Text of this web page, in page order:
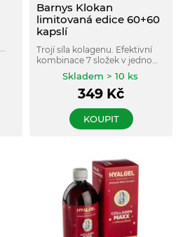
Barnys Klokan
limitovaná edice 60+60
kapslí
Trojí síla kolagenu. Efektivní
kombinace 7 složek v jednom
produktu: tři kolageny,
vitamin C, glukosamin,
chondroitin a kyselina
Skladem > 10 ks
349 Kč
KOUPIT